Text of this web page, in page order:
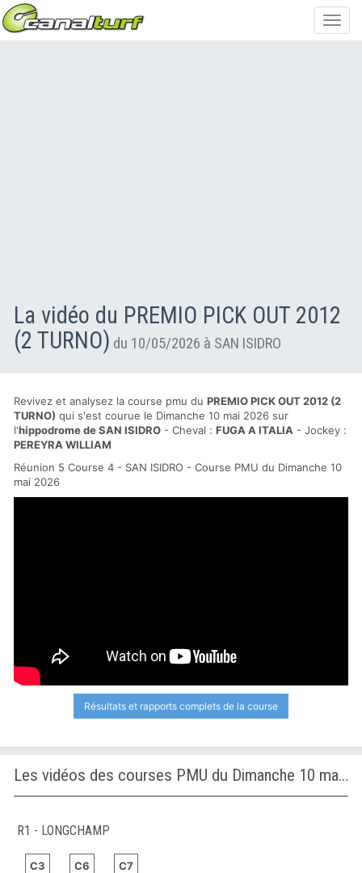
La vidéo du PREMIO PICK OUT 2012
(2 TURNO) du 10/05/2026 à SAN ISIDRO
Revivez et analysez la course pmu du PREMIO PICK OUT 2012 (2
TURNO) qui s'est courue le Dimanche 10 mai 2026 sur
l'hippodrome de SAN ISIDRO - Cheval : FUGA A ITALIA - Jockey :
PEREYRA WILLIAM
Réunion 5 Course 4 - SAN ISIDRO - Course PMU du Dimanche 10
mai 2026
Résultats et rapports complets de la course
Les vidéos des courses PMU du Dimanche 10 mai 2026
R1 - LONGCHAMP
C3 C6 C7